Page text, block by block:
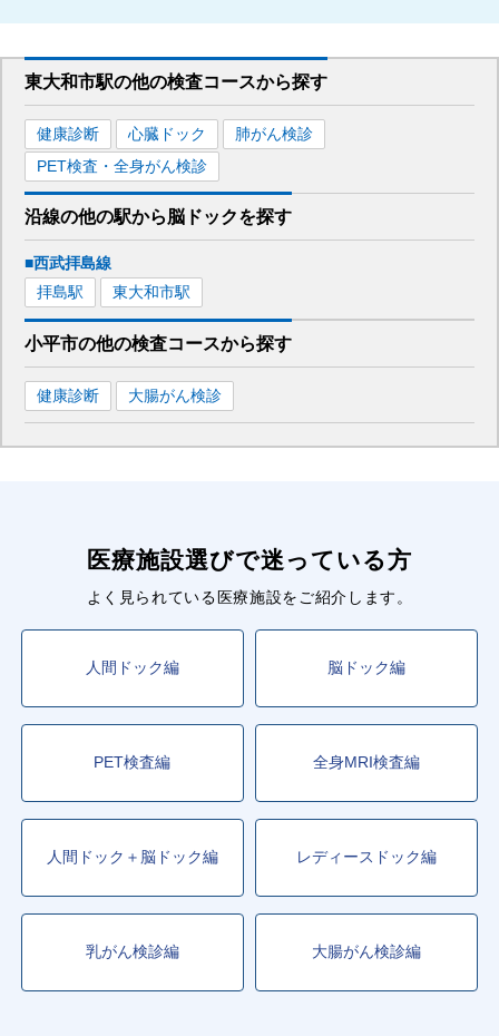
東大和市駅の他の検査コースから探す
健康診断 心臓ドック
肺がん検診
PET検査・全身がん検診
沿線の他の駅から脳ドックを探す
■西武拝島線
拝島駅 東大和市駅
小平市の他の検査コースから探す
健康診断 大腸がん検診
医療施設選びで迷っている方
よく見られている医療施設をご紹介します。
人間ドック編 脳ドック編
PET検査編 全身MRI検査編
人間ドック＋脳ドック編 レディースドック編
乳がん検診編 大腸がん検診編